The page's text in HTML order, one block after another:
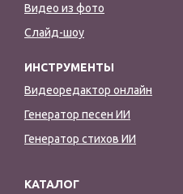
Видео из фото
Слайд-шоу
ИНСТРУМЕНТЫ
Видеоредактор онлайн
Генератор песен ИИ
Генератор стихов ИИ
КАТАЛОГ